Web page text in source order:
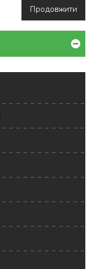
Продовжити